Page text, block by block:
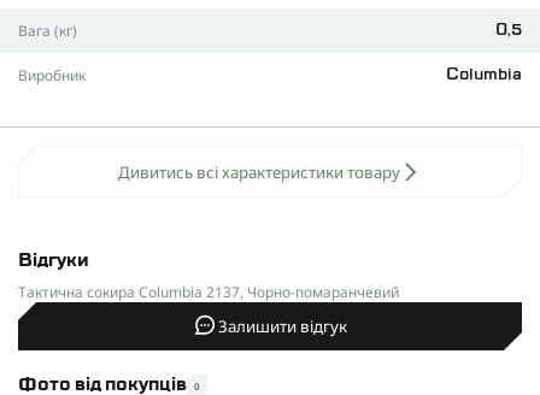
Комплектація: сокира
Вага (кг) 0,5
Виробник Columbia
Дивитись всі характеристики товару
Відгуки
Тактична сокира Columbia 2137, Чорно-помаранчевий
Залишити відгук
Фото від покупців 0